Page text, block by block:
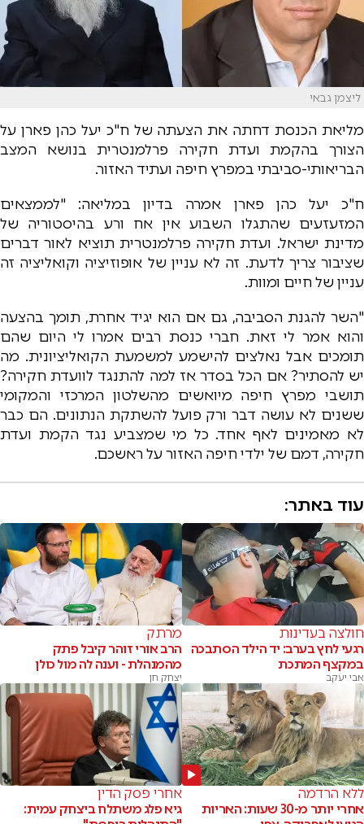
ליצמן גבאי
מליאת הכנסת דחתה את הצעתה של ח"כ יעל כהן פארן על
הצורך בהקמת ועדת חקירה פרלמנטרית בנושא המצב
הבריאותי-סביבתי במפרץ חיפה ועתיד האזור.
ח"כ יעל כהן פארן אמרה בדיון במליאה: "לממצאים
המזעזעים שהתגלו השבוע אין אח ורע בהיסטוריה של
מדינת ישראל. ועדת חקירה פרלמנטרית תוציא לאור דברים
שציבור צריך לדעת. זה לא עניין של אופוזיציה וקואליציה זה
עניין של חיים ומוות.
"השר להגנת הסביבה, גם אם הוא יגיד אחרת, תומך בהצעה
והוא אמר לי זאת. חברי כנסת רבים אמרו לי היום שהם
תומכים אבל נאלצים להישמע למשמעת הקואליציונית. מה
יש להסתיר? אם הכל בסדר אז למה להתנגד לוועדת חקירה?
תושבי מפרץ חיפה מיואשים מהשלטון המרכזי והמקומי
ששנים לא עושה דבר ורק פועל להשתקת הנתונים. הם כבר
לא מאמינים לאף אחד. כל מי שמצביע נגד הקמת ועדת
חקירה, דמם של ילדי חיפה האזור על ראשכם.
עוד באתר:
חולצה בעדינות
רגעי לחץ בערב: יד הילד הסתבכה
במקצף המתכת
אבי יעקב
מרתק
הרב אורי זוהר קיבל פתק
מהמנהלת - וענה לה מול כולן
יצחק חן
ללא הרדמה
אחרי יותר מ-30 שעות: האריות
אחרי פסק הדין
גיא פלג משתלח ביצחק עמית: